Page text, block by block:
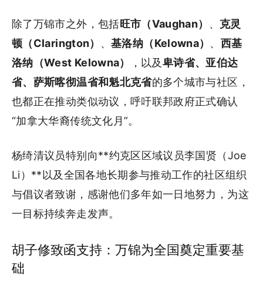
除了万锦市之外，包括旺市（Vaughan） 、 克灵
顿（Clarington）
、基洛纳（Kelowna） 、 西基
洛纳（West Kelowna）
，以及卑诗省、亚伯达
省、萨斯喀彻温省和魁北克省的多个城市与社区，
也都正在推动类似动议，呼吁联邦政府正式确认
“加拿大华裔传统文化月”。
杨绮清议员特别向**约克区区域议员李国贤（Joe
Li）**以及全国各地长期参与推动工作的社区组织
与倡议者致谢，感谢他们多年如一日地努力，为这
一目标持续奔走发声。
胡子修致函支持：万锦为全国奠定重要基
础